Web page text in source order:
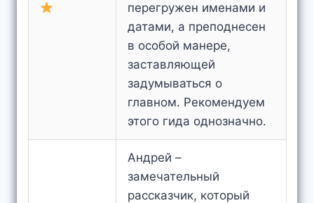
перегружен именами и
датами, а преподнесен
в особой манере,
заставляющей
задумываться о
главном. Рекомендуем
этого гида однозначно.
Андрей –
замечательный
рассказчик, который